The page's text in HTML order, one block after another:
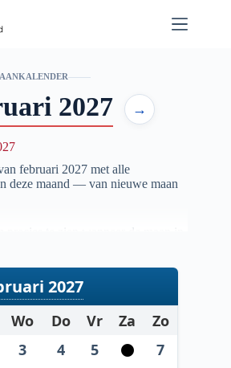
2027 →
februari 2027 met alle
deze maand — van nieuwe maan
te zien wanneer de maan in
iedereen die geïnteresseerd is in
volle maan zichtbaar is.
bijgewerkt en zijn
astronomische berekeningen. Zo
2027
Wo Do Vr Za
Zo
3 4 5
7